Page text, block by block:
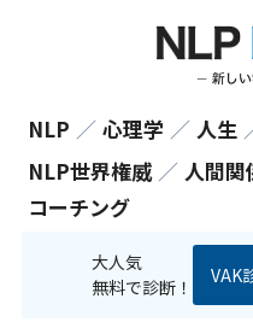
NLP ／ 心理学 ／ 人生
NLP世界権威 ／ 人間関
コーチング
大人気
無料で診断！
VAK